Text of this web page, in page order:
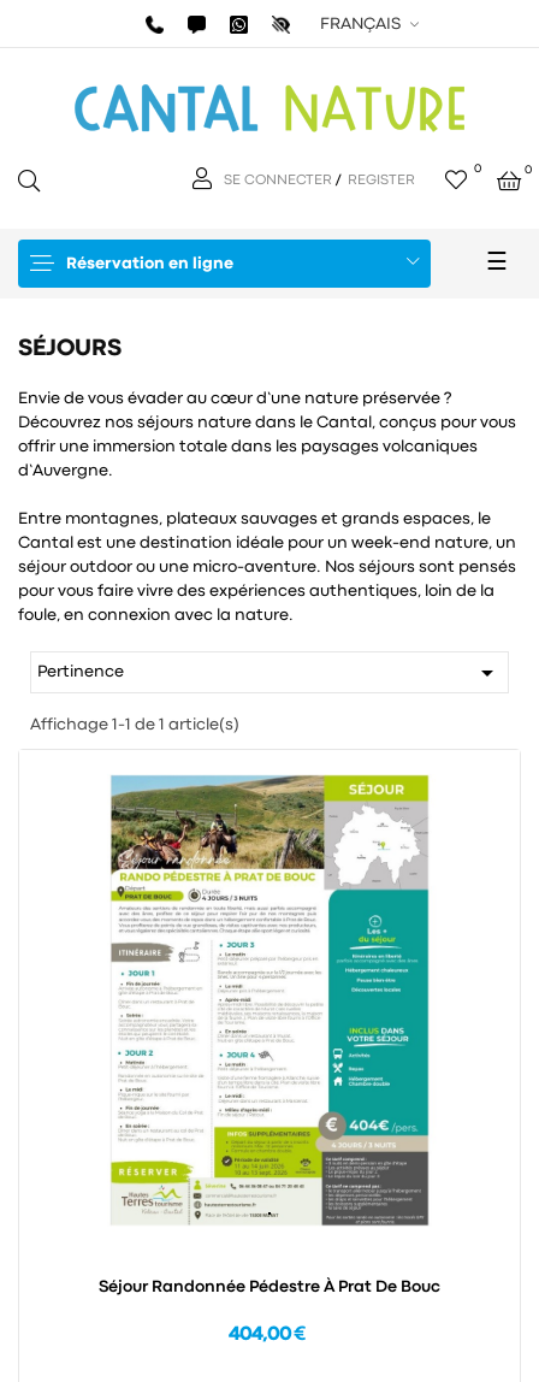
FRANÇAIS
SE CONNECTER / REGISTER
0 0
Réservation en ligne ☰
SÉJOURS
Envie de vous évader au cœur d’une nature préservée ?
Découvrez nos séjours nature dans le Cantal, conçus pour vous
offrir une immersion totale dans les paysages volcaniques
d’Auvergne.
Entre montagnes, plateaux sauvages et grands espaces, le
Cantal est une destination idéale pour un week-end nature, un
séjour outdoor ou une micro-aventure. Nos séjours sont pensés
pour vous faire vivre des expériences authentiques, loin de la
foule, en connexion avec la nature.
Pertinence 
Affichage 1-1 de 1 article(s)
Séjour Randonnée Pédestre À Prat De Bouc
404,00 €